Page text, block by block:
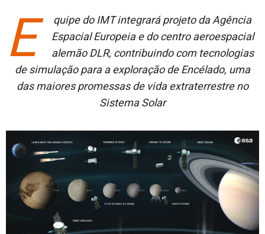
E
quipe do IMT integrará projeto da Agência
Espacial Europeia e do centro aeroespacial
alemão DLR, contribuindo com tecnologias
de simulação para a exploração de Encélado, uma
das maiores promessas de vida extraterrestre no
Sistema Solar